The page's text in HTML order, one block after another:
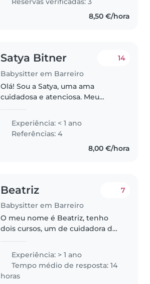
8,50 €/hora
Satya Bitner
Babysitter em Barreiro
14
Olá! Sou a Satya, uma ama
cuidadosa e atenciosa. Meu
cheio de afeto, contribuindo para
o desenvolvimento infantil com
Experiência: < 1 ano
Referências: 4
8,00 €/hora
Beatriz
Babysitter em Barreiro
7
O meu nome é Beatriz, tenho
dois cursos, um de cuidadora de
animadora sociocultural. Estagiei
2 anos numa creche e ao longo
da jornada já tomei conta de..
Experiência: > 1 ano
Tempo médio de resposta: 14
horas